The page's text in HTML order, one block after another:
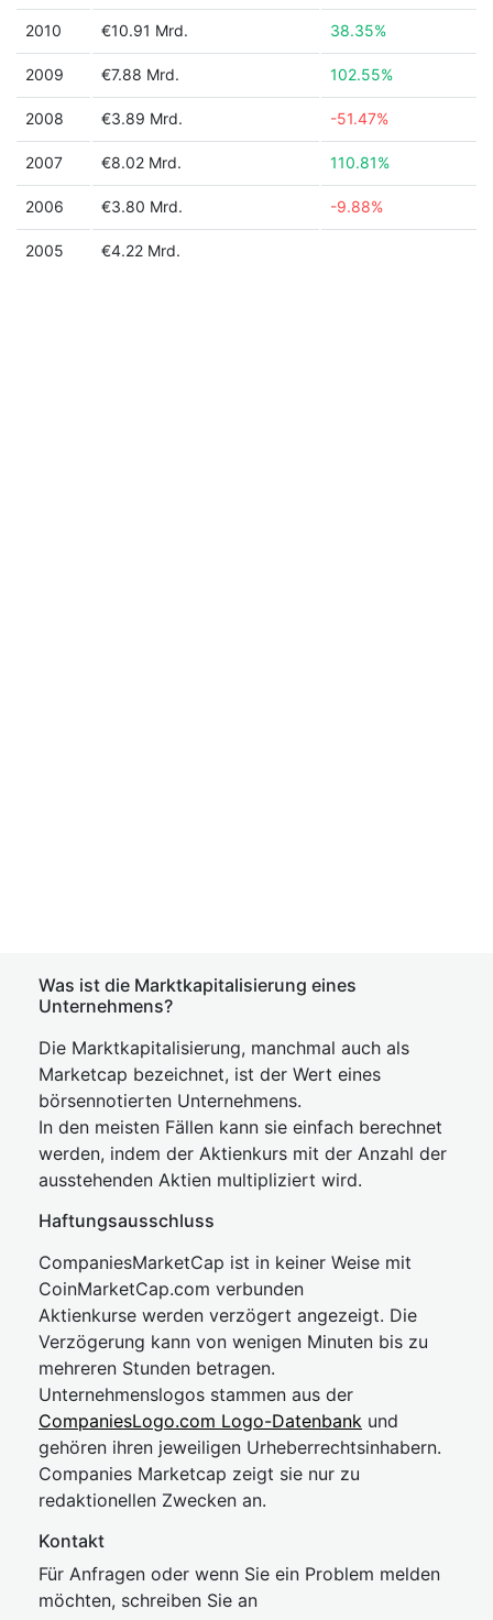
2010 €10.91 Mrd. 38.35%
2009 €7.88 Mrd. 102.55%
2008 €3.89 Mrd. -51.47%
2007 €8.02 Mrd. 110.81%
2006 €3.80 Mrd. -9.88%
2005 €4.22 Mrd.
Was ist die Marktkapitalisierung eines
Unternehmens?
Die Marktkapitalisierung, manchmal auch als
Marketcap bezeichnet, ist der Wert eines
börsennotierten Unternehmens.
In den meisten Fällen kann sie einfach berechnet
werden, indem der Aktienkurs mit der Anzahl der
ausstehenden Aktien multipliziert wird.
Haftungsausschluss
CompaniesMarketCap ist in keiner Weise mit
CoinMarketCap.com verbunden
Aktienkurse werden verzögert angezeigt. Die
Verzögerung kann von wenigen Minuten bis zu
mehreren Stunden betragen.
Unternehmenslogos stammen aus der
CompaniesLogo.com Logo-Datenbank und
gehören ihren jeweiligen Urheberrechtsinhabern.
Companies Marketcap zeigt sie nur zu
redaktionellen Zwecken an.
Kontakt
Für Anfragen oder wenn Sie ein Problem melden
möchten, schreiben Sie an